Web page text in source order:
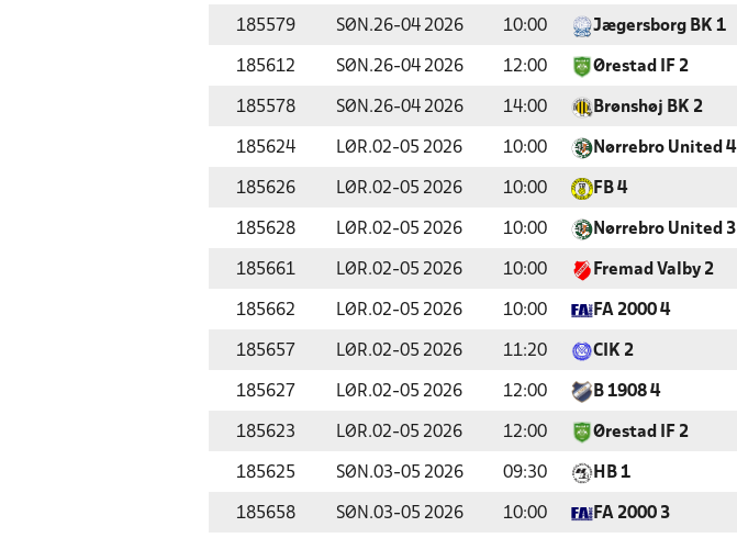
185579 SØN.26-04 2026 10:00 Jægersborg BK 1
185612 SØN.26-04 2026 12:00 Ørestad IF 2
185578 SØN.26-04 2026 14:00 Brønshøj BK 2
185624 LØR.02-05 2026 10:00 Nørrebro United 4
185626 LØR.02-05 2026 10:00 FB 4
185628 LØR.02-05 2026 10:00 Nørrebro United 3
185661 LØR.02-05 2026 10:00 Fremad Valby 2
185662 LØR.02-05 2026 10:00 FA 2000 4
185657 LØR.02-05 2026 11:20 CIK 2
185627 LØR.02-05 2026 12:00 B 1908 4
185623 LØR.02-05 2026 12:00 Ørestad IF 2
185625 SØN.03-05 2026 09:30 HB 1
185658 SØN.03-05 2026 10:00 FA 2000 3